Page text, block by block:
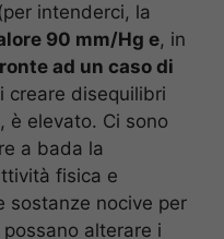
intenderci, la
90 mm/Hg e, in
ad un caso di
creare disequilibri
è elevato. Ci sono
a bada la
fisica e
sostanze nocive per
alterare i